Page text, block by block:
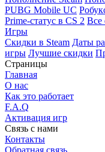
PUBG Mobile UC
Prime-статус в CS 2 Все
Игры
Скидки в Steam Даты
игры Лучшие скидки
Страницы
Главная
О нас
Как это работает
F.A.Q
Активация игр
Связь с нами
Контакты
Обратная связь